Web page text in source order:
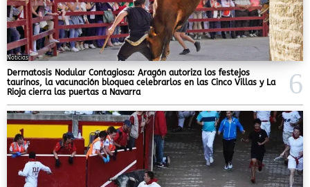
Noticias
Dermatosis Nodular Contagiosa: Aragón autoriza los festejos
taurinos, la vacunación bloquea celebrarlos en las Cinco Villas y La
Rioja cierra las puertas a Navarra